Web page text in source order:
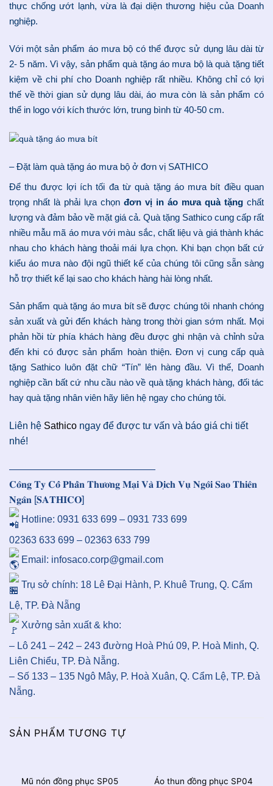
thực chống ướt lạnh, vừa là đại diện thương hiệu của Doanh
nghiệp.
Với một sản phẩm áo mưa bộ có thể được sử dụng lâu dài từ
2- 5 năm. Vì vậy, sản phẩm quà tặng áo mưa bộ là quà tặng tiết
kiệm về chi phí cho Doanh nghiệp rất nhiều. Không chỉ có lợi
thế về thời gian sử dụng lâu dài, áo mưa còn là sản phẩm có
thể in logo với kích thước lớn, trung bình từ 40-50 cm.
– Đặt làm quà tặng áo mưa bộ ở đơn vị SATHICO
Để thu được lợi ích tối đa từ quà tặng áo mưa bít điều quan
trọng nhất là phải lựa chọn đơn vị in áo mưa quà tặng chất
lượng và đảm bảo về mặt giá cả. Quà tặng Sathico cung cấp rất
nhiều mẫu mã áo mưa với màu sắc, chất liệu và giá thành khác
nhau cho khách hàng thoải mái lựa chọn. Khi bạn chọn bất cứ
kiểu áo mưa nào đội ngũ thiết kế của chúng tôi cũng sẵn sàng
hỗ trợ thiết kế lại sao cho khách hàng hài lòng nhất.
Sản phẩm quà tặng áo mưa bít sẽ được chúng tôi nhanh chóng
sản xuất và gửi đến khách hàng trong thời gian sớm nhất. Mọi
phản hồi từ phía khách hàng đều được ghi nhận và chỉnh sửa
đến khi có được sản phẩm hoàn thiện. Đơn vị cung cấp quà
tặng Sathico luôn đặt chữ “Tín” lên hàng đầu. Vì thế, Doanh
nghiệp cần bất cứ nhu cầu nào về quà tặng khách hàng, đối tác
hay quà tặng nhân viên hãy liên hệ ngay cho chúng tôi.
Liên hệ Sathico ngay để được tư vấn và báo giá chi tiết
nhé!
———————————————
𝐂𝐨̂𝐧𝐠 𝐓𝐲 𝐂𝐨̂̉ 𝐏𝐡𝐚̂̀𝐧 𝐓𝐡𝐮̛𝐨̛𝐧𝐠 𝐌𝐚̣𝐢 𝐕𝐚̀ 𝐃𝐢̣𝐜𝐡 𝐕𝐮̣ 𝐍𝐠𝐨̂𝐢 𝐒𝐚𝐨 𝐓𝐡𝐢𝐞̂𝐧
𝐍𝐠𝐚̂𝐧 [𝐒𝐀𝐓𝐇𝐈𝐂𝐎]
Hotline: 0931 633 699 – 0931 733 699
02363 633 699 – 02363 633 799
Email: infosaco.corp@gmail.com
Trụ sở chính: 18 Lê Đại Hành, P. Khuê Trung, Q. Cẩm
Lệ, TP. Đà Nẵng
Xưởng sản xuất & kho:
– Lô 241 – 242 – 243 đường Hoà Phú 09, P. Hoà Minh, Q.
Liên Chiểu, TP. Đà Nẵng.
– Số 133 – 135 Ngô Mây, P. Hoà Xuân, Q. Cẩm Lệ, TP. Đà
Nẵng.
SẢN PHẨM TƯƠNG TỰ
Mũ nón đồng phục SP05 Áo thun đồng phục SP04